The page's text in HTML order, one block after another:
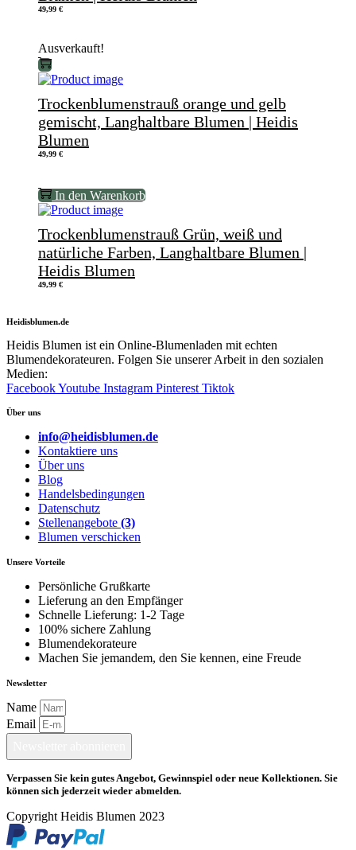
49,99 €
Ausverkauft!
Trockenblumenstrauß orange und gelb
gemischt, Langhaltbare Blumen | Heidis
Blumen
49,99 €
In den Warenkorb
Trockenblumenstrauß Grün, weiß und
natürliche Farben, Langhaltbare Blumen |
Heidis Blumen
49,99 €
Heidisblumen.de
Heidis Blumen ist ein Online-Blumenladen mit echten
Blumendekorateuren. Folgen Sie unserer Arbeit in den sozialen
Medien:
FacebookYoutube Instagram Pinterest Tiktok
Über uns
info@heidisblumen.de
Kontaktiere uns
Über uns
Blog
Handelsbedingungen
Datenschutz
Stellenangebote (3)
Blumen verschicken
Unsere Vorteile
Persönliche Grußkarte
Lieferung an den Empfänger
Schnelle Lieferung: 1-2 Tage
100% sichere Zahlung
Blumendekorateure
Machen Sie jemandem, den Sie kennen, eine Freude
Newsletter
Name
Email
Verpassen Sie kein gutes Angebot, Gewinnspiel oder neue Kollektionen. Sie
können sich jederzeit wieder abmelden.
Copyright Heidis Blumen 2023